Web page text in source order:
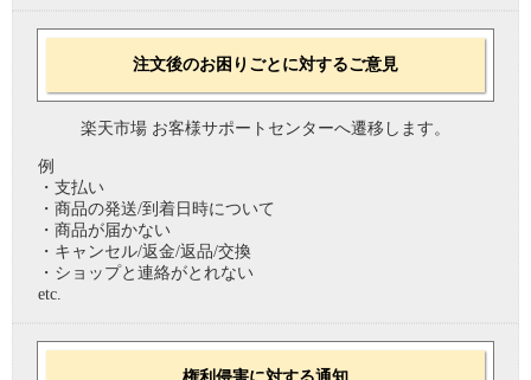
注文後のお困りごとに対するご意見
楽天市場 お客様サポートセンターへ遷移します。
例
・支払い
・商品の発送/到着日時について
・商品が届かない
・キャンセル/返金/返品/交換
・ショップと連絡がとれない
etc.